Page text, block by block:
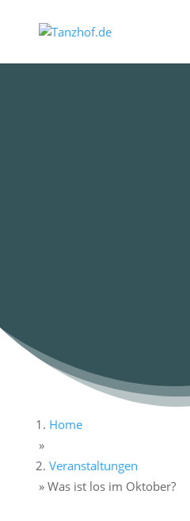
Home
»
Veranstaltungen
» Was ist los im Oktober?